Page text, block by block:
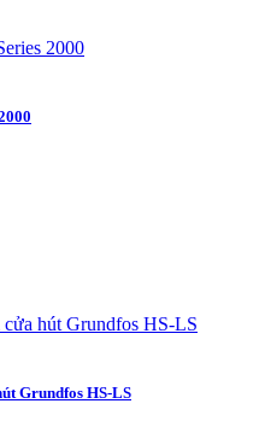
Grundfos HS-LS